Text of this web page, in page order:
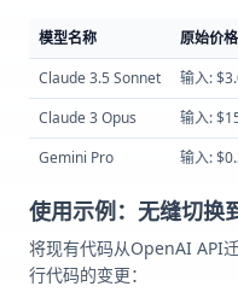
模型名称 原始价
Claude 3.5 Sonnet
输入:
Claude 3 Opus
输入:
Gemini Pro
输入:
使用示例：无缝切
将现有代码从OpenAI API
行代码的变更：